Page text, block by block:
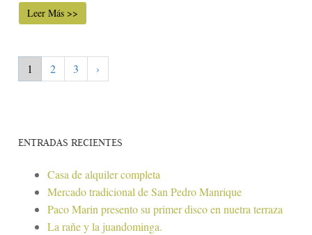
Leer Más >>
1 2 3 ›
ENTRADAS RECIENTES
Casa de alquiler completa
Mercado tradicional de San Pedro Manrique
Paco Marin presento su primer disco en nuetra terraza
La rañe y la juandominga.